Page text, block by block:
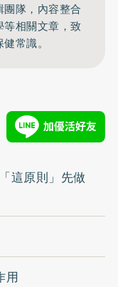
團隊，內容整合
相關文章，致
常識。
這原則」先做
用